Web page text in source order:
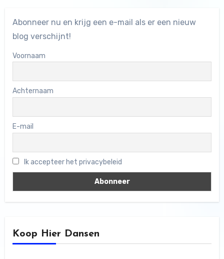
Abonneer nu en krijg een e-mail als er een nieuw
blog verschijnt!
Voornaam
Achternaam
E-mail
Ik accepteer het privacybeleid
Koop Hier Dansen